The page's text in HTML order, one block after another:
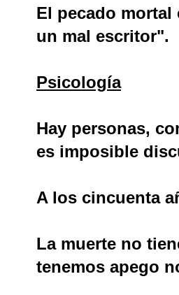
El pecado
un mal escritor".
Psicología
Hay personas,
es imposible
A los cincuenta
La muerte no
tenemos apego